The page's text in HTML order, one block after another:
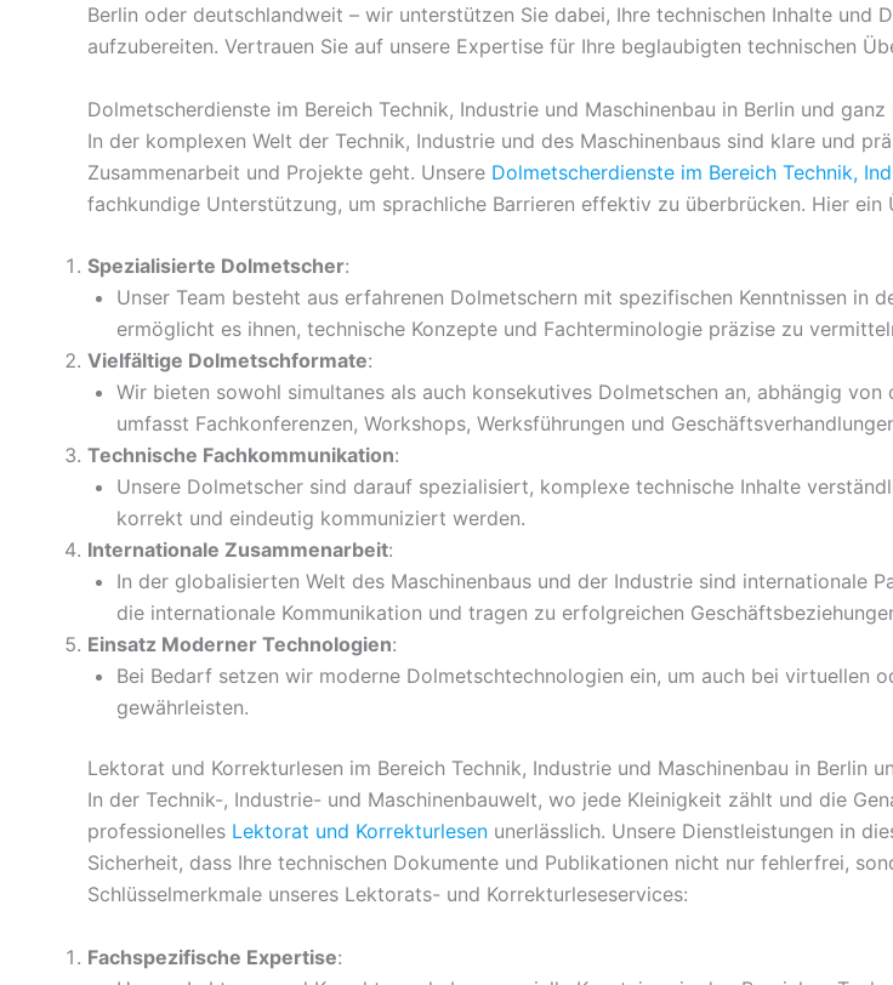
Berlin oder deutschlandweit – wir unterstützen Sie dabei, Ihre technischen Inhalte
aufzubereiten. Vertrauen Sie auf unsere Expertise für Ihre beglaubigten technischen
Dolmetscherdienste im Bereich Technik, Industrie und Maschinenbau in Berlin und ganz
In der komplexen Welt der Technik, Industrie und des Maschinenbaus sind klare und
Zusammenarbeit und Projekte geht. Unsere Dolmetscherdienste im Bereich Technik,
fachkundige Unterstützung, um sprachliche Barrieren effektiv zu überbrücken. Hier
Spezialisierte Dolmetscher:
Unser Team besteht aus erfahrenen Dolmetschern mit spezifischen Kenntnissen in
ermöglicht es ihnen, technische Konzepte und Fachterminologie präzise zu
Vielfältige Dolmetschformate:
Wir bieten sowohl simultanes als auch konsekutives Dolmetschen an, abhängig
umfasst Fachkonferenzen, Workshops, Werksführungen und
Technische Fachkommunikation:
Unsere Dolmetscher sind darauf spezialisiert, komplexe technische Inhalte
korrekt und eindeutig kommuniziert werden.
Internationale Zusammenarbeit:
In der globalisierten Welt des Maschinenbaus und der Industrie sind internationale
die internationale Kommunikation und tragen zu erfolgreichen
Einsatz Moderner Technologien:
Bei Bedarf setzen wir moderne Dolmetschtechnologien ein, um auch bei virtuellen
gewährleisten.
Lektorat und Korrekturlesen im Bereich Technik, Industrie und Maschinenbau in Berlin
In der Technik-, Industrie- und Maschinenbauwelt, wo jede Kleinigkeit zählt und die
professionelles Lektorat und Korrekturlesen unerlässlich. Unsere Dienstleistungen in
Sicherheit, dass Ihre technischen Dokumente und Publikationen nicht nur fehlerfrei,
Schlüsselmerkmale unseres Lektorats- und Korrekturleseservices:
Fachspezifische Expertise: